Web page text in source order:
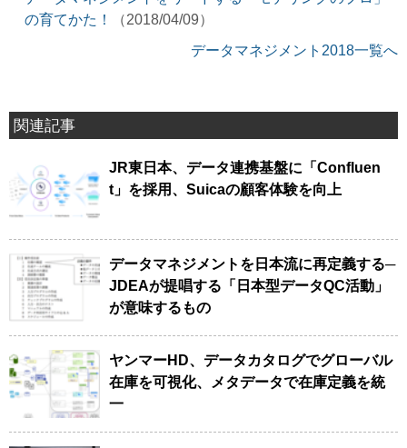
の育てかた！
（2018/04/09）
データマネジメント2018一覧へ
関連記事
JR東日本、データ連携基盤に「Confluen
t」を採用、Suicaの顧客体験を向上
データマネジメントを日本流に再定義する─
JDEAが提唱する「日本型データQC活動」
が意味するもの
ヤンマーHD、データカタログでグローバル
在庫を可視化、メタデータで在庫定義を統
一